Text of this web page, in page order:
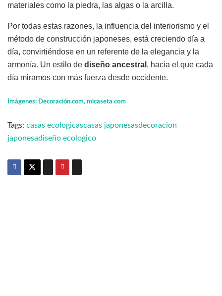
materiales como la piedra, las algas o la arcilla.
Por todas estas razones, la influencia del interiorismo y el
método de construcción japoneses, está creciendo día a
día, convirtiéndose en un referente de la elegancia y la
armonía. Un estilo de diseño ancestral , hacia el que cada
día miramos con más fuerza desde occidente.
Imágenes: Decoración.com, micaseta.com
Tags: casas ecologicascasas japonesasdecoracion
japonesadiseño ecologico